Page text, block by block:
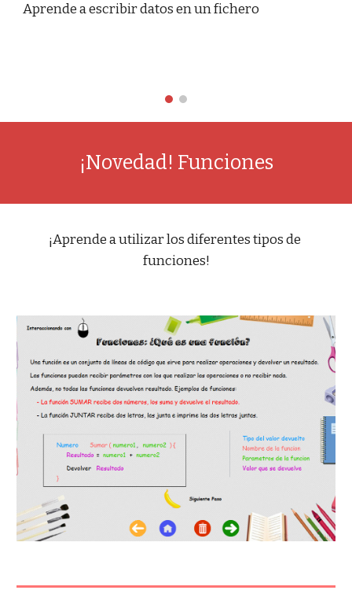
Aprende a escribir datos en un fichero
¡Novedad! Funciones
¡Aprende a utilizar los diferentes tipos de
funciones!